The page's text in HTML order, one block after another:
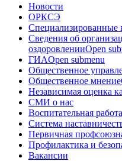
Новости
ОРКСЭ
Специализированные
Сведения об
оздоровленииOpen
ГИАOpen submenu
Общественное
Общественное мнение
Независимая оценка
СМИ о нас
Воспитательная работа
Система
Первичная
Профилактика и
Вакансии